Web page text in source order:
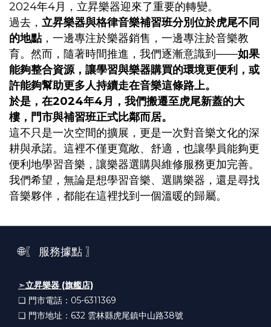
2024年4月，立昇樂器迎來了重要的轉變。
過去， 立昇樂器與格律音樂補習班分別位於虎尾不同
的地點，一邊專注於樂器銷售，一邊專注於音樂教
育。然而，隨著時間推進，我們逐漸意識到——如果
能夠整合資源，讓學習與樂器購買的環境更便利，或
許能夠幫助更多人持續走在音樂這條路上。
於是，在2024年4月，我們搬遷至虎尾新蓋的大
樓，門市與補習班正式比鄰而居。
這不只是一次空間的擴展，更是一次對音樂文化的深
耕與承諾。這裡不僅更寬敞、舒適，也讓學員能夠更
便利地學習音樂，讓樂器選購與維修服務更加完善。
我們希望，無論是想學習音樂、選購樂器，還是尋找
音樂夥伴，都能在這裡找到一個溫暖的歸屬。
🌐〖 服務據點 〗
➣立昇樂器 (旗艦店)
❏ 門市電話：05-6311369
❏ 門市地址：632 雲林縣虎尾鎮中山路38號